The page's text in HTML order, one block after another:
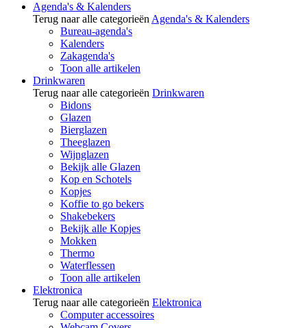
Agenda's & Kalenders
Terug naar alle categorieën Agenda's & Kalenders
Bureau-agenda's
Kalenders
Zakagenda's
Toon alle artikelen
Drinkwaren
Terug naar alle categorieën Drinkwaren
Bidons
Glazen
Bierglazen
Theeglazen
Wijnglazen
Bekijk alle Glazen
Kop en Schotels
Kopjes
Koffie to go bekers
Shakebekers
Bekijk alle Kopjes
Mokken
Thermo
Waterflessen
Toon alle artikelen
Elektronica
Terug naar alle categorieën Elektronica
Computer accessoires